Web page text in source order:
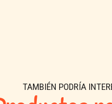
TAMBIÉN PODRÍA